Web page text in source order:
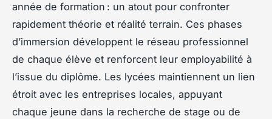
année de formation : un atout pour confronter
rapidement théorie et réalité terrain. Ces phases
d’immersion développent le réseau professionnel
de chaque élève et renforcent leur employabilité à
l’issue du diplôme. Les lycées maintiennent un lien
étroit avec les entreprises locales, appuyant
chaque jeune dans la recherche de stage ou de